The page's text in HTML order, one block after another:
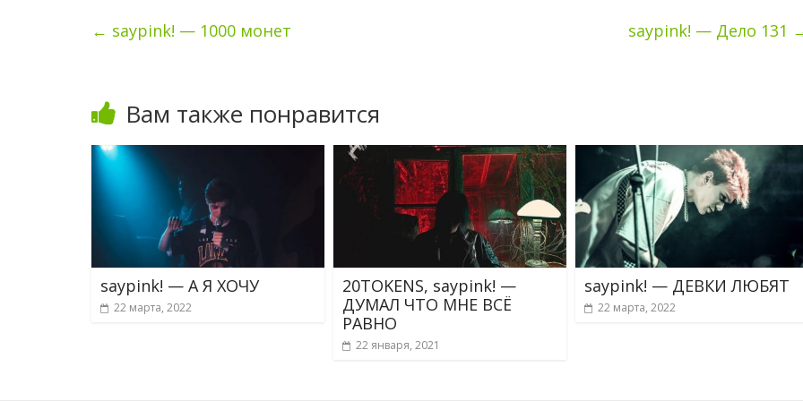
← saypink! — 1000 монет saypink! — Дело 131
Вам также понравится
saypink! — А Я ХОЧУ
22 марта, 2022
20TOKENS, saypink! —
ДУМАЛ ЧТО МНЕ ВСЁ
РАВНО
22 января, 2021
saypink! — ДЕВКИ ЛЮБЯТ
22 марта, 2022